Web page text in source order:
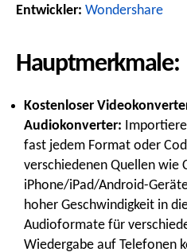
Entwickler: Wondershare
Hauptmerkmale:
Kostenloser
Audiokonverter:
fast jedem Format oder
verschiedenen Quellen wie
iPhone/iPad/Android-
hoher Geschwindigkeit in
Audioformate für
Wiedergabe auf Telefonen